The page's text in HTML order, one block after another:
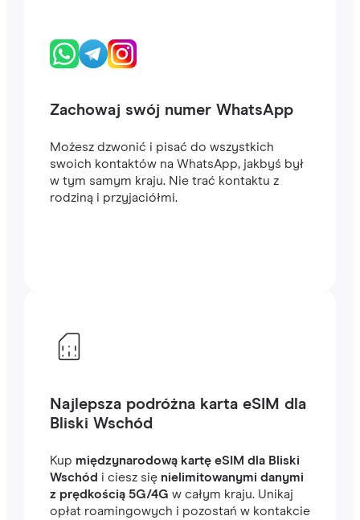
Zachowaj swój numer WhatsApp
Możesz dzwonić i pisać do wszystkich
swoich kontaktów na WhatsApp, jakbyś był
w tym samym kraju. Nie trać kontaktu z
rodziną i przyjaciółmi.
Najlepsza podróżna karta eSIM dla
Bliski Wschód
Kup międzynarodową kartę eSIM dla Bliski
Wschód i ciesz się nielimitowanymi danymi
z prędkością 5G/4G w całym kraju. Unikaj
opłat roamingowych i pozostań w kontakcie